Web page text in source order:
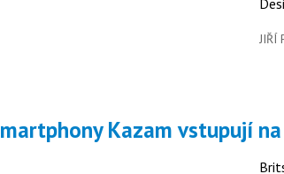
JIŘÍ
Smartphony Kazam vstupují